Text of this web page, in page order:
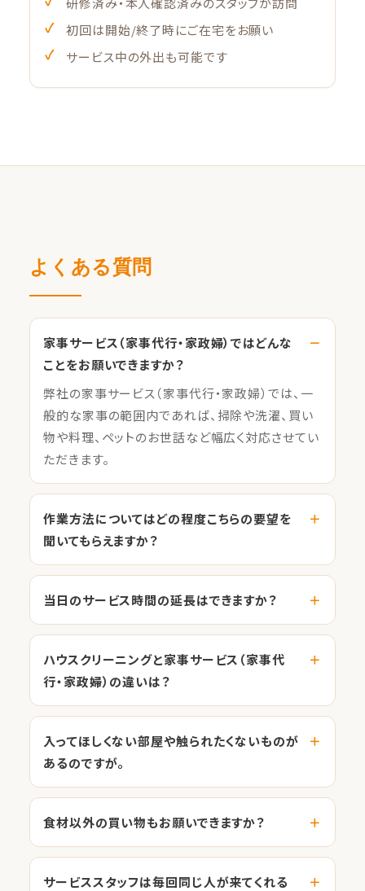
初回は開始/終了時にご在宅をお願い
サービス中の外出も可能です
よくある質問
家事サービス（家事代行・家政婦）ではどんな
ことをお願いできますか？
弊社の家事サービス（家事代行・家政婦）では、一
般的な家事の範囲内であれば、掃除や洗濯、買い
物や料理、ペットのお世話など幅広く対応させてい
ただきます。
作業方法についてはどの程度こちらの要望を
聞いてもらえますか？
当日のサービス時間の延長はできますか？
ハウスクリーニングと家事サービス（家事代
行・家政婦）の違いは？
入ってほしくない部屋や触られたくないものが
あるのですが。
食材以外の買い物もお願いできますか？
サービススタッフは毎回同じ人が来てくれる